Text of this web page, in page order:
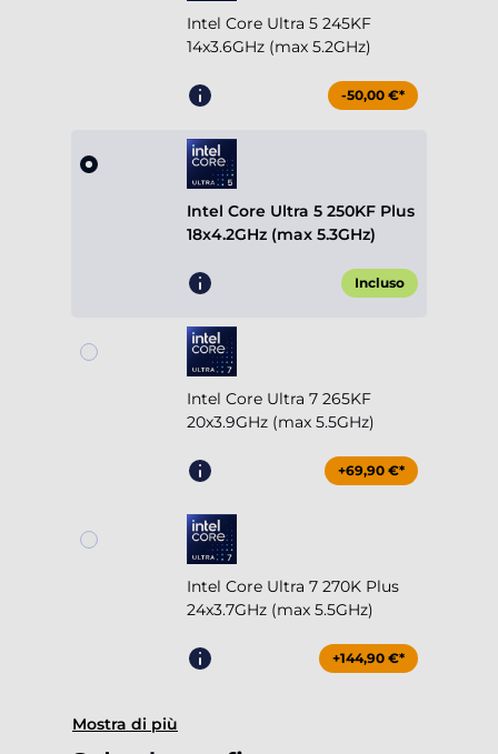
Intel Core Ultra 5 245KF
14x3.6GHz (max 5.2GHz)
-50,00 €*
Intel Core Ultra 5 250KF Plus
18x4.2GHz (max 5.3GHz)
Incluso
Intel Core Ultra 7 265KF
20x3.9GHz (max 5.5GHz)
+69,90 €*
Intel Core Ultra 7 270K Plus
24x3.7GHz (max 5.5GHz)
+144,90 €*
Mostra di più